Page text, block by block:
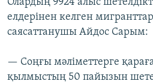
Олардың 9924 алыс
елдерінен келген
саясаттанушы Айдос Сарым:
— Соңғы мәліметтерге
қылмыстың 50 пайызын